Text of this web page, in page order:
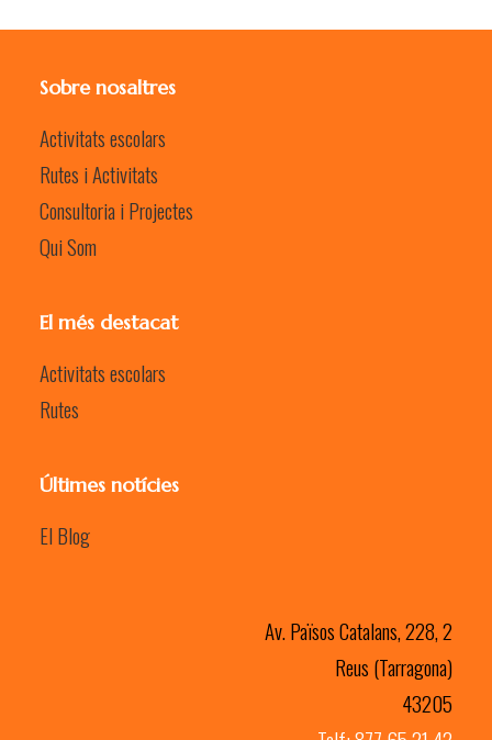
Sobre nosaltres
Activitats escolars
Rutes i Activitats
Consultoria i Projectes
Qui Som
El més destacat
Activitats escolars
Rutes
Últimes notícies
El Blog
Av. Països Catalans, 228, 2
Reus (Tarragona)
43205